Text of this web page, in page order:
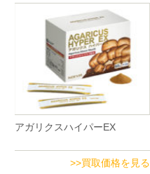
アガリクスハイパーEX
>>買取価格を見る